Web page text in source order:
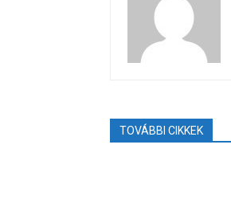
TOVÁBBI CIKKEK